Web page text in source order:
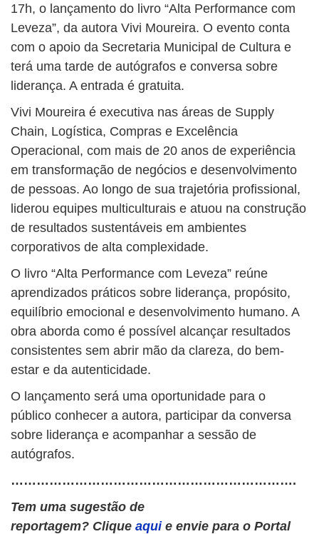
17h, o lançamento do livro “Alta Performance com
Leveza”, da autora Vivi Moureira. O evento conta
com o apoio da Secretaria Municipal de Cultura e
terá uma tarde de autógrafos e conversa sobre
liderança. A entrada é gratuita.
Vivi Moureira é executiva nas áreas de Supply
Chain, Logística, Compras e Excelência
Operacional, com mais de 20 anos de experiência
em transformação de negócios e desenvolvimento
de pessoas. Ao longo de sua trajetória profissional,
liderou equipes multiculturais e atuou na construção
de resultados sustentáveis em ambientes
corporativos de alta complexidade.
O livro “Alta Performance com Leveza” reúne
aprendizados práticos sobre liderança, propósito,
equilíbrio emocional e desenvolvimento humano. A
obra aborda como é possível alcançar resultados
consistentes sem abrir mão da clareza, do bem-
estar e da autenticidade.
O lançamento será uma oportunidade para o
público conhecer a autora, participar da conversa
sobre liderança e acompanhar a sessão de
autógrafos.
………………………………………………………….
Tem uma sugestão de
reportagem? Clique aqui e envie para o Portal